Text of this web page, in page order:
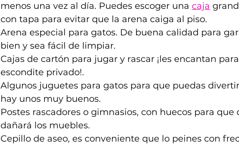
menos una vez al día. Puedes escoger una caja
con tapa para evitar que la arena caiga al piso.
Arena especial para gatos. De buena calidad para
bien y sea fácil de limpiar.
Cajas de cartón para jugar y rascar ¡les encantan
escondite privado!.
Algunos juguetes para gatos para que puedas
hay unos muy buenos.
Postes rascadores o gimnasios, con huecos para
dañará los muebles.
Cepillo de aseo, es conveniente que lo peines con